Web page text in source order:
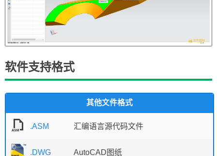
软件支持格式
其他文件格式
.ASM 汇编语言源代码文件
.DWG AutoCAD图纸